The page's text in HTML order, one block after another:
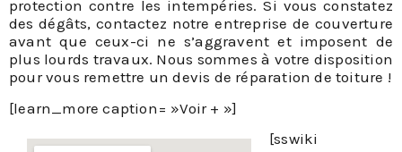
protection contre les intempéries. Si vous constatez
des dégâts, contactez notre entreprise de couverture
avant que ceux-ci ne s’aggravent et imposent de
plus lourds travaux. Nous sommes à votre disposition
pour vous remettre un devis de réparation de toiture !
[learn_more caption= »Voir + »]
[sswiki